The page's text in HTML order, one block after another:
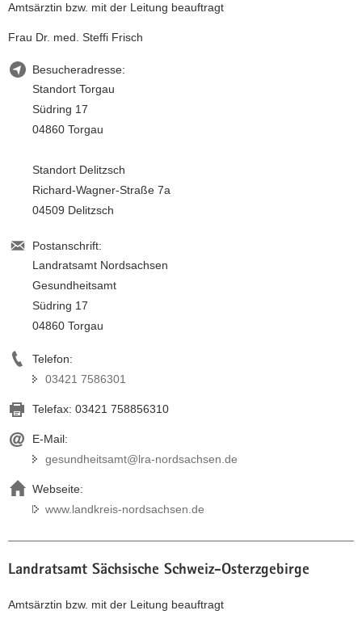
Amtsärztin bzw. mit der Leitung beauftragt
Frau Dr. med. Steffi Frisch
Besucheradresse:
Standort Torgau
Südring 17
04860 Torgau
Standort Delitzsch
Richard-Wagner-Straße 7a
04509 Delitzsch
Postanschrift:
Landratsamt Nordsachsen
Gesundheitsamt
Südring 17
04860 Torgau
Telefon:
03421 7586301
Telefax: 03421 758856310
E-Mail:
gesundheitsamt@lra-nordsachsen.de
Webseite:
www.landkreis-nordsachsen.de
Landratsamt Sächsische Schweiz-Osterzgebirge
Amtsärztin bzw. mit der Leitung beauftragt